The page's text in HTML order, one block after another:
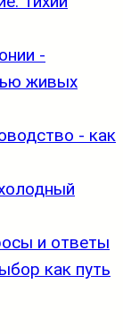
-
живых
- как
и ответы
как путь